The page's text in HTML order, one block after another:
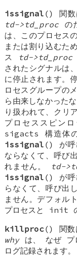
issignal () 関数
td->td_proc の
は、このプロセス
または割り込むた
ス
td->td_proc
されたシグナルは
に停止されます。
ロセスグループの
ら由来しなかった
り扱われて、クリ
プロセススピン
sigacts
構造体
issignal () が呼
ならなくて、呼び
れません。
td-
issignal () が呼
らなくて、呼び出
ません。デフォル
プロセスと init の
killproc() 関数
whyは、 なぜプ
ログ記録されます。